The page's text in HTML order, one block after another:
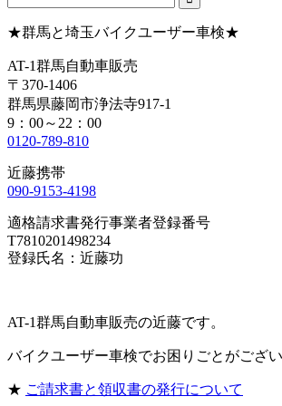
★群馬と埼玉バイクユーザー車検★
AT-1群馬自動車販売
〒370-1406
群馬県藤岡市浄法寺917-1
9：00～22：00
0120-789-810
近藤携帯
090-9153-4198
適格請求書発行事業者登録番号
T7810201498234
登録氏名：近藤功
AT-1群馬自動車販売の近藤です。
バイクユーザー車検でお困りごとがござ
★ ご請求書と領収書の発行について